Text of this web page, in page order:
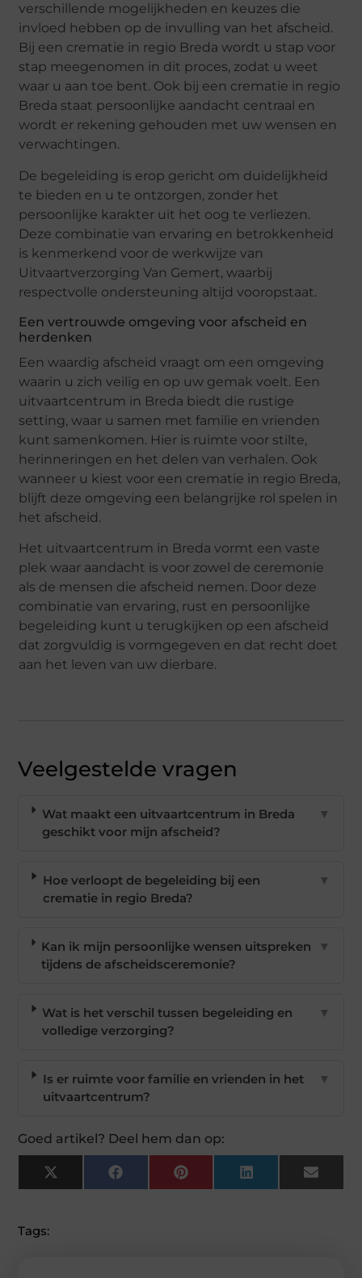
verschillende mogelijkheden en keuzes die
invloed hebben op de invulling van het afscheid.
Bij een crematie in regio Breda wordt u stap voor
stap meegenomen in dit proces, zodat u weet
waar u aan toe bent. Ook bij een crematie in regio
Breda staat persoonlijke aandacht centraal en
wordt er rekening gehouden met uw wensen en
verwachtingen.
De begeleiding is erop gericht om duidelijkheid
te bieden en u te ontzorgen, zonder het
persoonlijke karakter uit het oog te verliezen.
Deze combinatie van ervaring en betrokkenheid
is kenmerkend voor de werkwijze van
Uitvaartverzorging Van Gemert, waarbij
respectvolle ondersteuning altijd vooropstaat.
Een vertrouwde omgeving voor afscheid en
herdenken
Een waardig afscheid vraagt om een omgeving
waarin u zich veilig en op uw gemak voelt. Een
uitvaartcentrum in Breda biedt die rustige
setting, waar u samen met familie en vrienden
kunt samenkomen. Hier is ruimte voor stilte,
herinneringen en het delen van verhalen. Ook
wanneer u kiest voor een crematie in regio Breda,
blijft deze omgeving een belangrijke rol spelen in
het afscheid.
Het uitvaartcentrum in Breda vormt een vaste
plek waar aandacht is voor zowel de ceremonie
als de mensen die afscheid nemen. Door deze
combinatie van ervaring, rust en persoonlijke
begeleiding kunt u terugkijken op een afscheid
dat zorgvuldig is vormgegeven en dat recht doet
aan het leven van uw dierbare.
Veelgestelde vragen
Wat maakt een uitvaartcentrum in Breda
geschikt voor mijn afscheid?
▼
Hoe verloopt de begeleiding bij een
crematie in regio Breda?
▼
Kan ik mijn persoonlijke wensen uitspreken
tijdens de afscheidsceremonie?
▼
Wat is het verschil tussen begeleiding en
volledige verzorging?
▼
Is er ruimte voor familie en vrienden in het
uitvaartcentrum?
▼
Goed artikel? Deel hem dan op:
X
(Twitter)
FacebookPinterest LinkedIn Email
Tags: